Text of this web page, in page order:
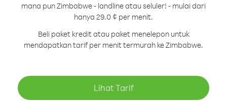
mana pun Zimbabwe - landline atau seluler! - mulai dari
hanya 29.0 ¢ per menit.
Beli paket kredit atau paket menelepon untuk
mendapatkan tarif per menit termurah ke Zimbabwe.
Lihat Tarif